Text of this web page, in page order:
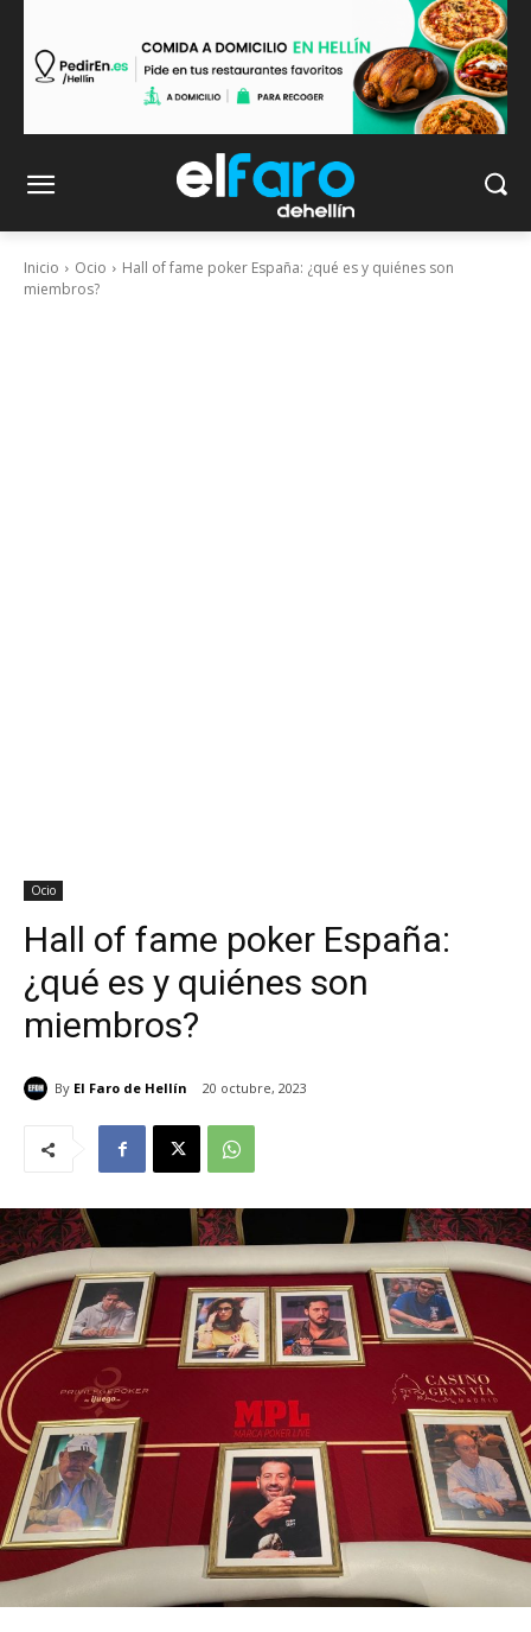
Inicio Ocio
Hall of fame poker España: ¿qué es y quiénes son
miembros?
Ocio
Hall of fame poker España:
¿qué es y quiénes son
miembros?
By El Faro de Hellín 20 octubre, 2023